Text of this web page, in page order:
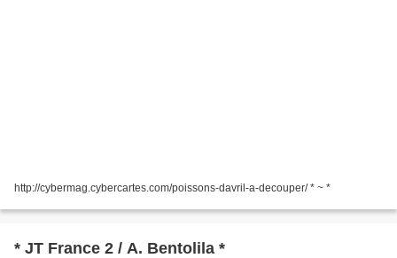
http://cybermag.cybercartes.com/poissons-davril-a-decouper/ * ~ *
* JT France 2 / A. Bentolila *